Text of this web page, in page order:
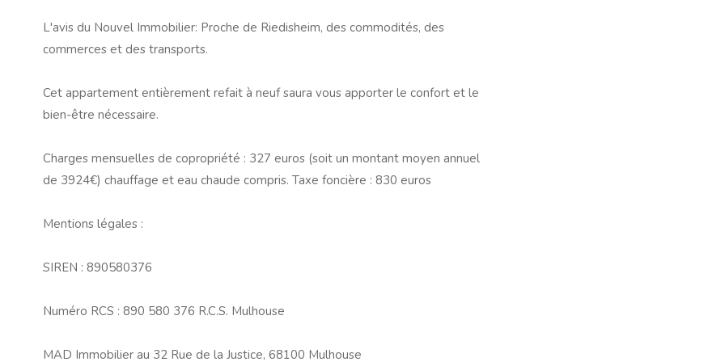
L'avis du Nouvel Immobilier: Proche de Riedisheim, des commodités, des
commerces et des transports.
Cet appartement entièrement refait à neuf saura vous apporter le confort et le
bien-être nécessaire.
Charges mensuelles de copropriété : 327 euros (soit un montant moyen annuel
de 3924€) chauffage et eau chaude compris. Taxe foncière : 830 euros
Mentions légales :
SIREN : 890580376
Numéro RCS : 890 580 376 R.C.S. Mulhouse
MAD Immobilier au 32 Rue de la Justice, 68100 Mulhouse